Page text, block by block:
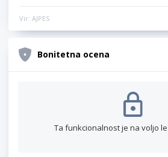
Vir: AJPES
Bonitetna ocena
Ta funkcionalnost je na voljo